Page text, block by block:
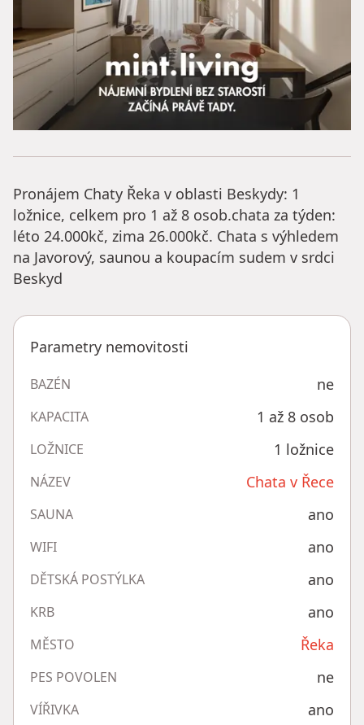
Pronájem Chaty Řeka v oblasti Beskydy: 1
ložnice, celkem pro 1 až 8 osob.chata za týden:
léto 24.000kč, zima 26.000kč. Chata s výhledem
na Javorový, saunou a koupacím sudem v srdci
Beskyd
Parametry nemovitosti
BAZÉN ne
KAPACITA 1 až 8 osob
LOŽNICE 1 ložnice
NÁZEV Chata v Řece
SAUNA ano
WIFI ano
DĚTSKÁ POSTÝLKA ano
KRB ano
MĚSTO Řeka
PES POVOLEN ne
VÍŘIVKA ano